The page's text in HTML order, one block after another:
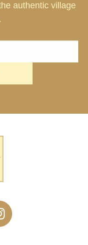
authentic village